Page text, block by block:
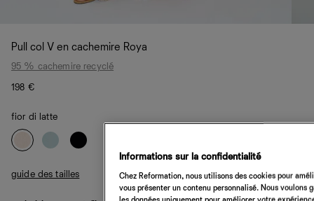
Pull col V en cachemire Roya
95 % cachemire recyclé
198 €
fior di latte
guide des tailles
Informations sur la confidentialité
Chez Reformation, nous utilisons des cookies pour
vous présenter un contenu personnalisé. Nous